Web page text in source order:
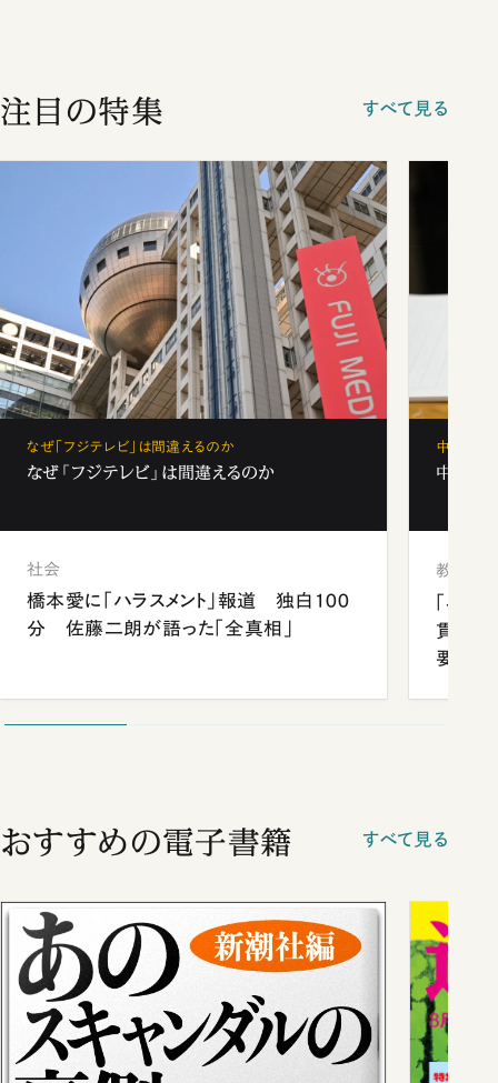
注目の特集 すべて見る
なぜ「フジテレビ」は間違えるのか
なぜ「フジテレビ」は間違えるのか
社会
橋本愛に「ハラスメント」報道 独白100
分 佐藤二朗が語った「全真相」
中学受験
中学受
教育
「早
貫校へ
要だっ
おすすめの電子書籍 すべて見る